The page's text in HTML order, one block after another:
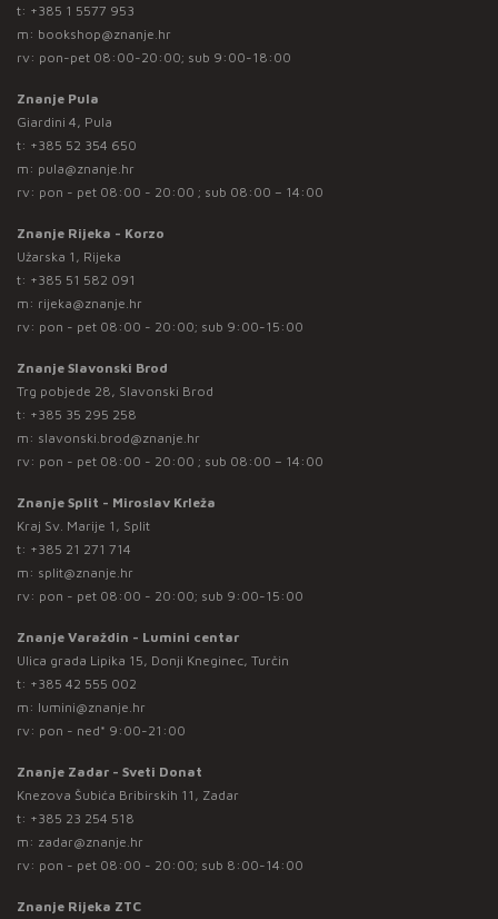
t: +385 1 5577 953
m: bookshop@znanje.hr
rv: pon-pet 08:00-20:00; sub 9:00-18:00
Znanje Pula
Giardini 4, Pula
t: +385 52 354 650
m: pula@znanje.hr
rv: pon - pet 08:00 - 20:00 ; sub 08:00 – 14:00
Znanje Rijeka - Korzo
Užarska 1, Rijeka
t: +385 51 582 091
m: rijeka@znanje.hr
rv: pon - pet 08:00 - 20:00; sub 9:00-15:00
Znanje Slavonski Brod
Trg pobjede 28, Slavonski Brod
t: +385 35 295 258
m: slavonski.brod@znanje.hr
rv: pon - pet 08:00 - 20:00 ; sub 08:00 – 14:00
Znanje Split - Miroslav Krleža
Kraj Sv. Marije 1, Split
t: +385 21 271 714
m: split@znanje.hr
rv: pon - pet 08:00 - 20:00; sub 9:00-15:00
Znanje Varaždin - Lumini centar
Ulica grada Lipika 15, Donji Kneginec, Turčin
t: +385 42 555 002
m: lumini@znanje.hr
rv: pon - ned* 9:00-21:00
Znanje Zadar - Sveti Donat
Knezova Šubića Bribirskih 11, Zadar
t: +385 23 254 518
m: zadar@znanje.hr
rv: pon - pet 08:00 - 20:00; sub 8:00-14:00
Znanje Rijeka ZTC